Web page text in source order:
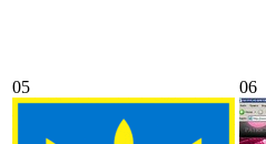
05 06